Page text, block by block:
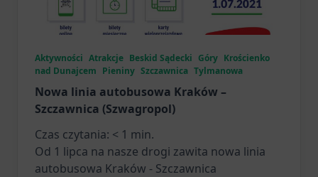
Aktywności Atrakcje Beskid Sądecki Góry Krościenko
nad Dunajcem Pieniny Szczawnica Tylmanowa
Nowa linia autobusowa Kraków –
Szczawnica (Szwagropol)
Czas czytania: < 1 min.
Od 1 lipca na nasze drogi zawita nowa linia
autobusowa Kraków - Szczawnica